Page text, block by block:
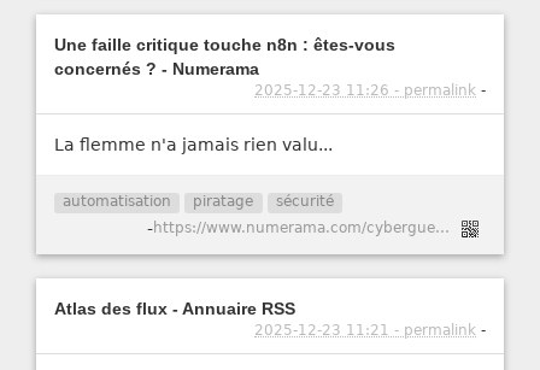
Une faille critique touche n8n : êtes-vous
concernés ? - Numerama
2025-12-23 11:26 - permalink -
La flemme n'a jamais rien valu...
automatisation piratage sécurité
- https://www.numerama.com/cyberguerre/2147741-une-faille-critique-touche-n8n-etes-vous-concernes.html
Atlas des flux - Annuaire RSS
2025-12-23 11:21 - permalink -